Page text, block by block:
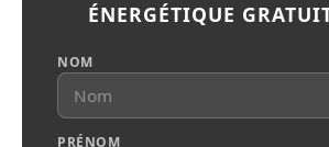
ÉNERGÉTIQUE
NOM
PRÉNOM